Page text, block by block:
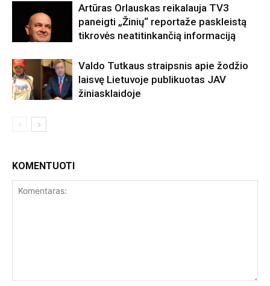
Artūras Orlauskas reikalauja TV3
paneigti „Žinių“ reportaže paskleistą
tikrovės neatitinkančią informaciją
Valdo Tutkaus straipsnis apie žodžio
laisvę Lietuvoje publikuotas JAV
žiniasklaidoje
KOMENTUOTI